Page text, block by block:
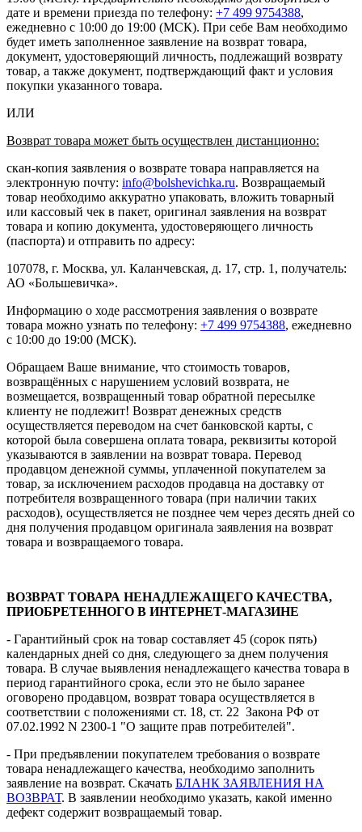
дате и времени приезда по телефону: +7 499 9754388,
ежедневно с 10:00 до 19:00 (МСК). При себе Вам необходимо
будет иметь заполненное заявление на возврат товара,
документ, удостоверяющий личность, подлежащий возврату
товар, а также документ, подтверждающий факт и условия
покупки указанного товара.
ИЛИ
Возврат товара может быть осуществлен дистанционно:
скан-копия заявления о возврате товара направляется на
электронную почту: info@bolshevichka.ru. Возвращаемый
товар необходимо аккуратно упаковать, вложить товарный
или кассовый чек в пакет, оригинал заявления на возврат
товара и копию документа, удостоверяющего личность
(паспорта) и отправить по адресу:
107078, г. Москва, ул. Каланчевская, д. 17, стр. 1, получатель:
АО «Большевичка».
Информацию о ходе рассмотрения заявления о возврате
товара можно узнать по телефону: +7 499 9754388, ежедневно
с 10:00 до 19:00 (МСК).
Обращаем Ваше внимание, что стоимость товаров,
возвращённых с нарушением условий возврата, не
возмещается, возвращенный товар обратной пересылке
клиенту не подлежит! Возврат денежных средств
осуществляется переводом на счет банковской карты, с
которой была совершена оплата товара, реквизиты которой
указываются в заявлении на возврат товара. Перевод
продавцом денежной суммы, уплаченной покупателем за
товар, за исключением расходов продавца на доставку от
потребителя возвращенного товара (при наличии таких
расходов), осуществляется не позднее чем через десять дней со
дня получения продавцом оригинала заявления на возврат
товара и возвращаемого товара.
ВОЗВРАТ ТОВАРА НЕНАДЛЕЖАЩЕГО КАЧЕСТВА,
ПРИОБРЕТЕННОГО В ИНТЕРНЕТ-МАГАЗИНЕ
- Гарантийный срок на товар составляет 45 (сорок пять)
календарных дней со дня, следующего за днем получения
товара. В случае выявления ненадлежащего качества товара в
период гарантийного срока, если это не было заранее
оговорено продавцом, возврат товара осуществляется в
соответствии с положениями ст. 18, ст. 22 Закона РФ от
07.02.1992 N 2300-1 "О защите прав потребителей".
- При предъявлении покупателем требования о возврате
товара ненадлежащего качества, необходимо заполнить
заявление на возврат. Скачать БЛАНК ЗАЯВЛЕНИЯ НА
ВОЗВРАТ. В заявлении необходимо указать, какой именно
дефект содержит возвращаемый товар.